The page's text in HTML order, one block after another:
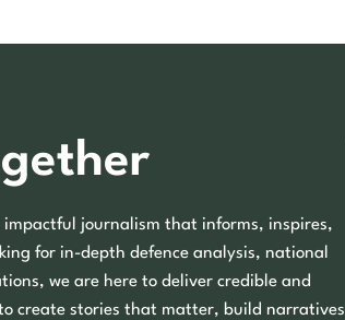
journalism that informs, inspires,
for in-depth defence analysis, national
we are here to deliver credible and
create stories that matter, build narratives